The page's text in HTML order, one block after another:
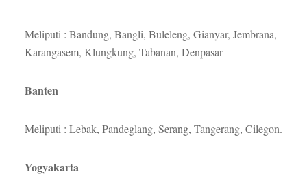
Meliputi : Bandung, Bangli, Buleleng, Gianyar, Jembrana,
Karangasem, Klungkung, Tabanan, Denpasar
Banten
Meliputi : Lebak, Pandeglang, Serang, Tangerang, Cilegon.
Yogyakarta